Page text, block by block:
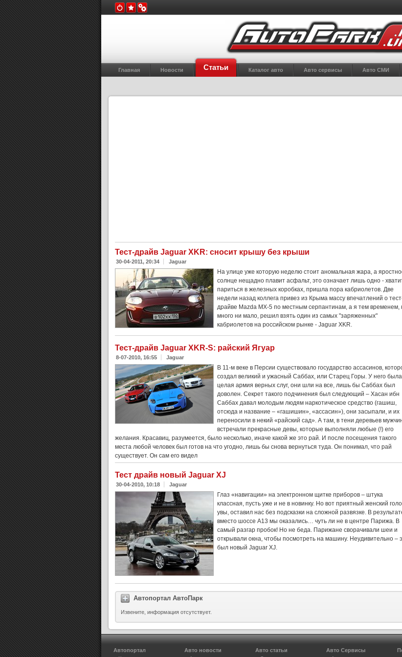
Главная Новости Статьи Каталог авто Авто сервисы Авто СМИ
Тест-драйв Jaguar XKR: сносит крышу без крыши
30-04-2011, 20:34 Jaguar
На улице уже которую неделю стоит аномальная жара, а
солнце нещадно плавит асфальт, это означает лишь одно -
париться в железных коробках, пришла пора кабриолетов. Две
недели назад коллега привез из Крыма массу впечатлений о
драйве Mazda MX-5 по местным серпантинам, а я тем временем,
много ни мало, решил взять один из самых "заряженных"
кабриолетов на российском рынке - Jaguar XKR.
Тест-драйв Jaguar XKR-S: райский Ягуар
8-07-2010, 16:55 Jaguar
В 11-м веке в Персии существовало государство ассасинов,
создал великий и ужасный Саббах, или Старец Горы. У него была
целая армия верных слуг, они шли на все, лишь бы Саббах был
доволен. Секрет такого подчинения был следующий – Хасан ибн
Саббах давал молодым людям наркотическое средство (гашиш,
отсюда и название – «гашишин», «ассасин»), они засыпали, и их
переносили в некий «райский сад». А там, в тени деревьев
встречали прекрасные девы, которые выполняли любые (!) его
желания. Красавиц, разумеется, было несколько, иначе какой же это рай. И после посещения такого
места любой человек был готов на что угодно, лишь бы снова вернуться туда. Он понимал, что рай
существует. Он сам его видел
Тест драйв новый Jaguar XJ
30-04-2010, 10:18 Jaguar
Глаз «навигации» на электронном щитке приборов – штука
классная, пусть уже и не в новинку. Но вот приятный женский
увы, оставил нас без подсказки на сложной развязке. В
вместо шоссе А13 мы оказались… чуть ли не в центре Парижа. В
самый разгар пробок! Но не беда. Парижане сворачивали шеи и
открывали окна, чтобы посмотреть на машину. Неудивительно –
был новый Jaguar XJ.
Автопортал АвтоПарк
Извените, информация отсутствует.
Автопортал Авто новости Авто статьи Авто Сервисы